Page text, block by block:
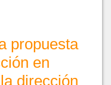
propuesta
en
dirección